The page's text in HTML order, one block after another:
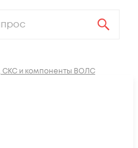
СКС и компоненты ВОЛС